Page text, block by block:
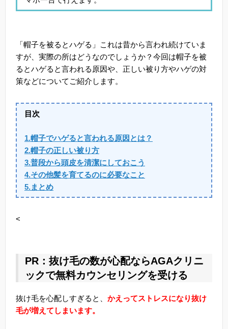
「帽子を被るとハゲる」これは昔から言われ続けていま
すが、実際の所はどうなのでしょうか？今回は帽子を被
るとハゲると言われる原因や、正しい被り方やハゲの対
策などについてご紹介します。
目次
1.帽子でハゲると言われる原因とは？
2.帽子の正しい被り方
3.普段から頭皮を清潔にしておこう
4.その他髪を育てるのに必要なこと
5.まとめ
<
PR：抜け毛の数が心配ならAGAクリニ
ックで無料カウンセリングを受ける
抜け毛を心配しすぎると、 かえってストレスになり抜け
毛が増えてしまいます。